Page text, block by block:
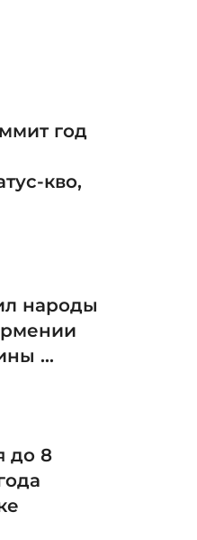
год
кво,
народы
...
до 8